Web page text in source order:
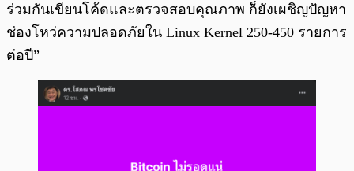
ร่วมกันเขียนโค้ดและตรวจสอบคุณภาพ ก็ยังเผชิญปัญหา
ช่องโหว่ความปลอดภัยใน Linux Kernel 250-450 รายการ
ต่อปี”